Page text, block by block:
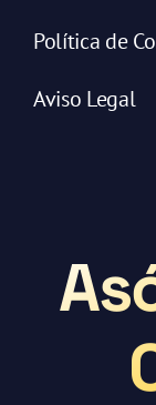
Política de
Aviso Legal